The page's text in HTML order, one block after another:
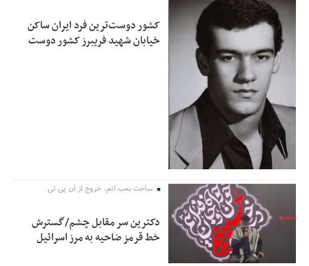
کشور دوست‌ترین فرد ایران ساکن
خیابان شهید فریبرز کشور دوست
ساخت بمب اتم، خروج از ان پی تی
دکترین سر مقابل چشم/گسترش
خط قرمز ضاحیه به مرز اسرائیل